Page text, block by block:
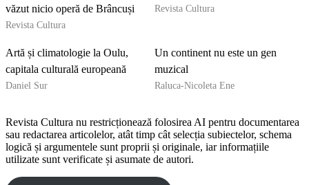
văzut nicio operă de Brâncuși
Revista Cultura
Revista Cultura
Artă și climatologie la Oulu,
capitala culturală europeană
Daniel Sur
Un continent nu este un gen
muzical
Raluca-Nicoleta Ene
Revista Cultura nu restricționează folosirea AI pentru documentarea
sau redactarea articolelor, atât timp cât selecția subiectelor, schema
logică și argumentele sunt proprii și originale, iar informațiile
utilizate sunt verificate și asumate de autori.